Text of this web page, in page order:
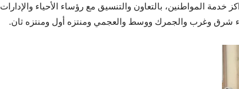
المواطنين، بالتعاون والتنسيق مع رؤساء الأحياء والإدارات
شرق وغرب والجمرك ووسط والعجمي ومنتزه أول ومنتزه ثان.